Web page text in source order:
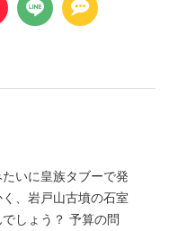
いに皇族タブーで発
、岩戸山古墳の石室
しょう？ 予算の問